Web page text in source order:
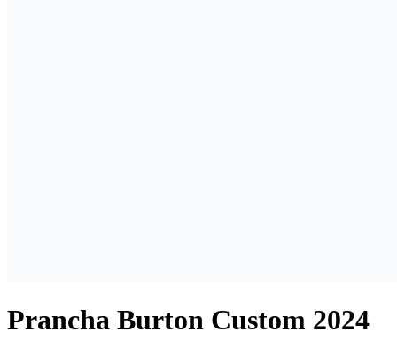
Prancha Burton Custom 2024